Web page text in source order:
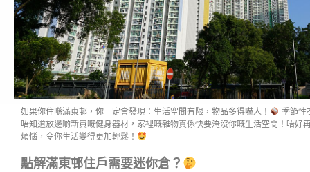
如果你住喺滿東邨，你一定會發現：生活空間有限，物品多得嚇人！
季節性
唔知道放邊啲新買嘅健身器材，家裡嘅雜物真係快要淹沒你嘅生活空間！唔好
煩惱，令你生活變得更加輕鬆！
點解滿東邨住戶需要迷你倉？